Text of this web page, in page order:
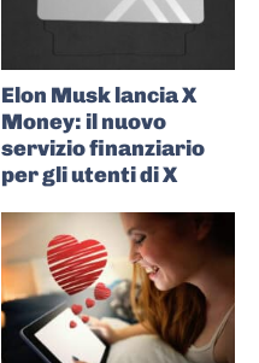
Elon Musk lancia X
Money: il nuovo
servizio finanziario
per gli utenti di X